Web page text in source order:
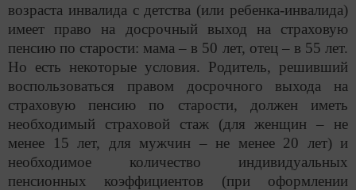
возраста инвалида с детства (или ребенка-инвалида)
имеет право на досрочный выход на страховую
пенсию по старости: мама – в 50 лет, отец – в 55 лет.
Но есть некоторые условия. Родитель, решивший
воспользоваться правом досрочного выхода на
страховую пенсию по старости, должен иметь
необходимый страховой стаж (для женщин – не
менее 15 лет, для мужчин – не менее 20 лет) и
необходимое количество индивидуальных
пенсионных коэффициентов (при оформлении